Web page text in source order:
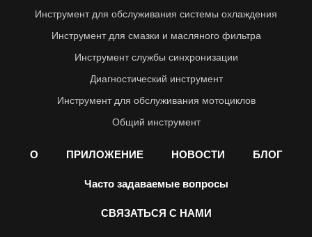
Инструмент для обслуживания системы охлаждения
Инструмент для смазки и масляного фильтра
Инструмент службы синхронизации
Диагностический инструмент
Инструмент для обслуживания мотоциклов
Общий инструмент
О ПРИЛОЖЕНИЕ НОВОСТИ БЛОГ
Часто задаваемые вопросы
СВЯЗАТЬСЯ С НАМИ